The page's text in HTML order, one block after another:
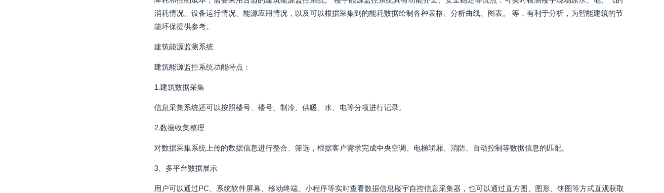
消耗情况、设备运行情况、能源应用情况，以及可以根据采集到的能耗数据绘制各种表格、分析曲线、图表。 等，有利于分析，为智能建筑的节
能环保提供参考。
建筑能源监测系统
建筑能源监控系统功能特点：
1.建筑数据采集
信息采集系统还可以按照楼号、楼号、制冷、供暖、水、电等分项进行记录。
2.数据收集整理
对数据采集系统上传的数据信息进行整合、筛选，根据客户需求完成中央空调、电梯轿厢、消防、自动控制等数据信息的匹配。
3、多平台数据展示
用户可以通过PC、系统软件屏幕、移动终端、小程序等实时查看数据信息楼宇自控信息采集器，也可以通过直方图、图形、饼图等方式直观获取